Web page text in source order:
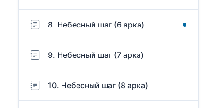
8. Небесный шаг (6 арка)
9. Небесный шаг (7 арка)
10. Небесный шаг (8 арка)